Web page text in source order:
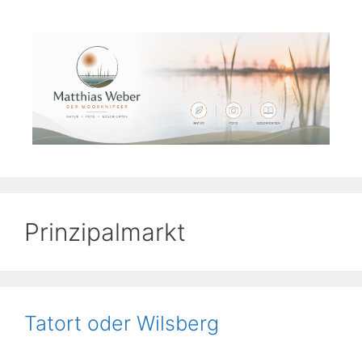
Prinzipalmarkt
Tatort oder Wilsberg